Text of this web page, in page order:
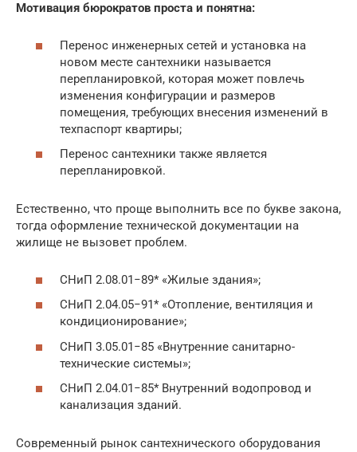
Мотивация бюрократов проста и понятна:
Перенос инженерных сетей и установка на
новом месте сантехники называется
перепланировкой, которая может повлечь
изменения конфигурации и размеров
помещения, требующих внесения изменений в
техпаспорт квартиры;
Перенос сантехники также является
перепланировкой.
Естественно, что проще выполнить все по букве закона,
тогда оформление технической документации на
жилище не вызовет проблем.
СНиП 2.08.01−89* «Жилые здания»;
СНиП 2.04.05−91* «Отопление, вентиляция и
кондиционирование»;
СНиП 3.05.01−85 «Внутренние санитарно-
технические системы»;
СНиП 2.04.01−85* Внутренний водопровод и
канализация зданий.
Современный рынок сантехнического оборудования